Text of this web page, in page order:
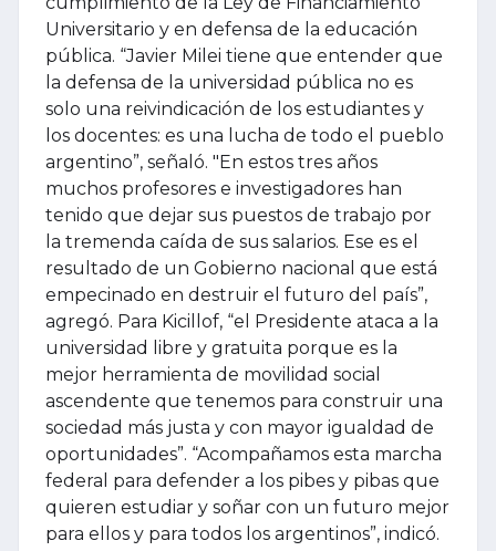
Universitario y en defensa de la educación
pública. “Javier Milei tiene que entender que
la defensa de la universidad pública no es
solo una reivindicación de los estudiantes y
los docentes: es una lucha de todo el pueblo
argentino”, señaló. "En estos tres años
muchos profesores e investigadores han
tenido que dejar sus puestos de trabajo por
la tremenda caída de sus salarios. Ese es el
resultado de un Gobierno nacional que está
empecinado en destruir el futuro del país”,
agregó. Para Kicillof, “el Presidente ataca a la
universidad libre y gratuita porque es la
mejor herramienta de movilidad social
ascendente que tenemos para construir una
sociedad más justa y con mayor igualdad de
oportunidades”. “Acompañamos esta marcha
federal para defender a los pibes y pibas que
quieren estudiar y soñar con un futuro mejor
para ellos y para todos los argentinos”, indicó.